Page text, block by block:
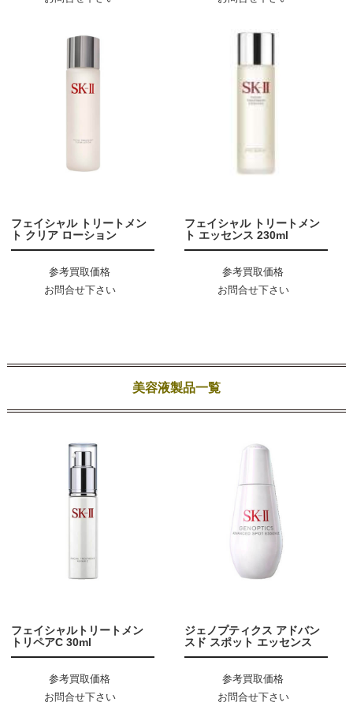
フェイシャル トリートメン
ト クリア ローション
参考買取価格
お問合せ下さい
フェイシャル トリートメン
ト エッセンス 230ml
参考買取価格
お問合せ下さい
美容液製品一覧
フェイシャルトリートメン
トリペアC 30ml
参考買取価格
お問合せ下さい
ジェノプティクス アドバン
スド スポット エッセンス
参考買取価格
お問合せ下さい